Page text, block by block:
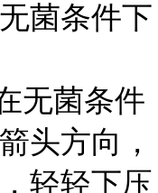
无菌条件下
无菌条件
头方向，
轻轻下压